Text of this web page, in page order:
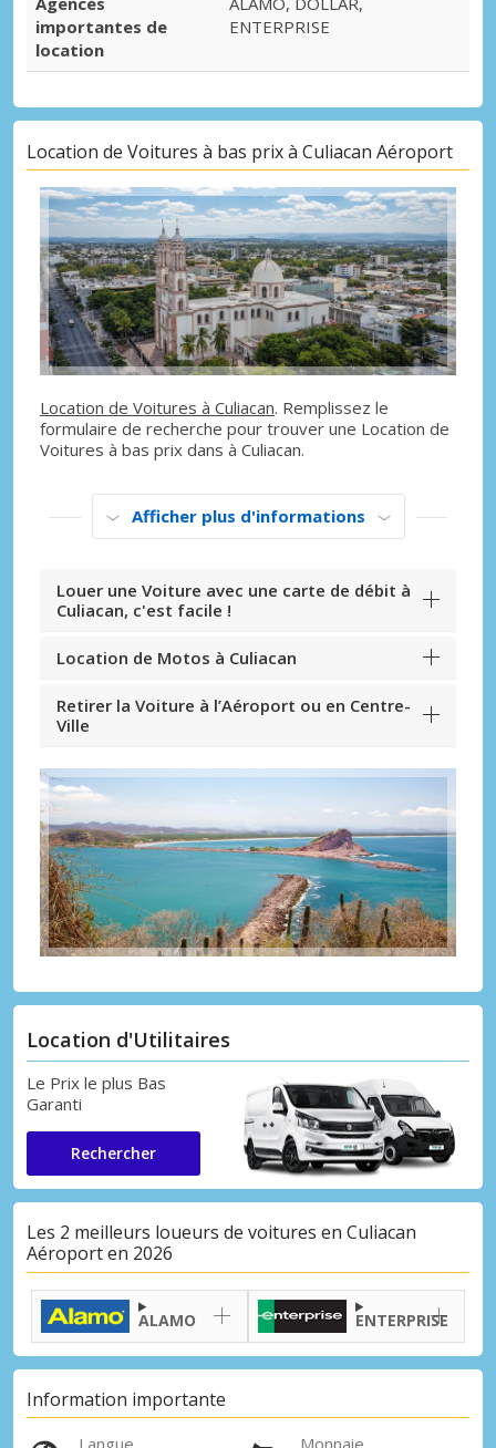
importantes de
location
ENTERPRISE
Location de Voitures à bas prix à Culiacan Aéroport
Location de Voitures à Culiacan. Remplissez le
formulaire de recherche pour trouver une Location de
Voitures à bas prix dans à Culiacan.
Afficher plus d'informations
Louer une Voiture avec une carte de débit à
Culiacan, c'est facile !
Location de Motos à Culiacan
Retirer la Voiture à l’Aéroport ou en Centre-
Ville
Location d'Utilitaires
Le Prix le plus Bas
Garanti
Rechercher
Les 2 meilleurs loueurs de voitures en Culiacan
Aéroport en 2026
ALAMO ENTERPRISE
Information importante